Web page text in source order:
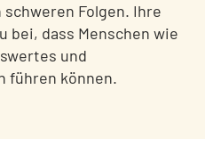
Folgen. Ihre
bei, dass Menschen wie
und
führen können.